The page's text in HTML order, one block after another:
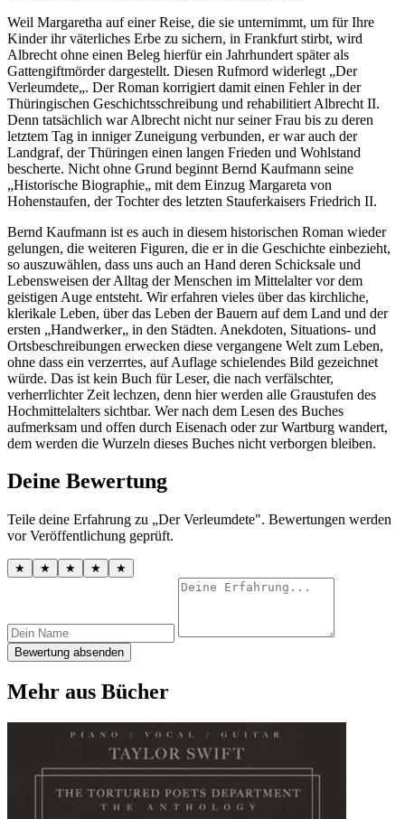
Weil Margaretha auf einer Reise, die sie unternimmt, um für Ihre
Kinder ihr väterliches Erbe zu sichern, in Frankfurt stirbt, wird
Albrecht ohne einen Beleg hierfür ein Jahrhundert später als
Gattengiftmörder dargestellt. Diesen Rufmord widerlegt „Der
Verleumdete„. Der Roman korrigiert damit einen Fehler in der
Thüringischen Geschichtsschreibung und rehabilitiert Albrecht II.
Denn tatsächlich war Albrecht nicht nur seiner Frau bis zu deren
letztem Tag in inniger Zuneigung verbunden, er war auch der
Landgraf, der Thüringen einen langen Frieden und Wohlstand
bescherte. Nicht ohne Grund beginnt Bernd Kaufmann seine
„Historische Biographie„ mit dem Einzug Margareta von
Hohenstaufen, der Tochter des letzten Stauferkaisers Friedrich II.
Bernd Kaufmann ist es auch in diesem historischen Roman wieder
gelungen, die weiteren Figuren, die er in die Geschichte einbezieht,
so auszuwählen, dass uns auch an Hand deren Schicksale und
Lebensweisen der Alltag der Menschen im Mittelalter vor dem
geistigen Auge entsteht. Wir erfahren vieles über das kirchliche,
klerikale Leben, über das Leben der Bauern auf dem Land und der
ersten „Handwerker„ in den Städten. Anekdoten, Situations- und
Ortsbeschreibungen erwecken diese vergangene Welt zum Leben,
ohne dass ein verzerrtes, auf Auflage schielendes Bild gezeichnet
würde. Das ist kein Buch für Leser, die nach verfälschter,
verherrlichter Zeit lechzen, denn hier werden alle Graustufen des
Hochmittelalters sichtbar. Wer nach dem Lesen des Buches
aufmerksam und offen durch Eisenach oder zur Wartburg wandert,
dem werden die Wurzeln dieses Buches nicht verborgen bleiben.
Deine Bewertung
Teile deine Erfahrung zu „Der Verleumdete". Bewertungen werden
vor Veröffentlichung geprüft.
★ ★ ★ ★ ★
Bewertung absenden
Mehr aus Bücher